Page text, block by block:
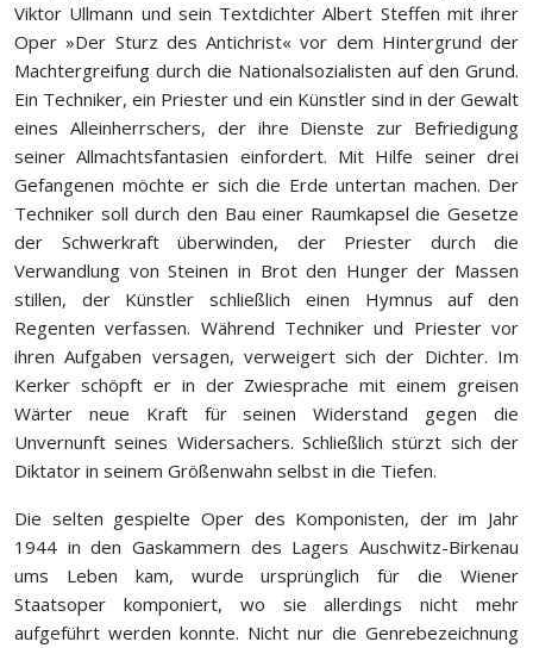
Viktor Ullmann und sein Textdichter Albert Steffen mit ihrer
Oper »Der Sturz des Antichrist« vor dem Hintergrund der
Machtergreifung durch die Nationalsozialisten auf den Grund.
Ein Techniker, ein Priester und ein Künstler sind in der Gewalt
eines Alleinherrschers, der ihre Dienste zur Befriedigung
seiner Allmachtsfantasien einfordert. Mit Hilfe seiner drei
Gefangenen möchte er sich die Erde untertan machen. Der
Techniker soll durch den Bau einer Raumkapsel die Gesetze
der Schwerkraft überwinden, der Priester durch die
Verwandlung von Steinen in Brot den Hunger der Massen
stillen, der Künstler schließlich einen Hymnus auf den
Regenten verfassen. Während Techniker und Priester vor
ihren Aufgaben versagen, verweigert sich der Dichter. Im
Kerker schöpft er in der Zwiesprache mit einem greisen
Wärter neue Kraft für seinen Widerstand gegen die
Unvernunft seines Widersachers. Schließlich stürzt sich der
Diktator in seinem Größenwahn selbst in die Tiefen.
Die selten gespielte Oper des Komponisten, der im Jahr
1944 in den Gaskammern des Lagers Auschwitz-Birkenau
ums Leben kam, wurde ursprünglich für die Wiener
Staatsoper komponiert, wo sie allerdings nicht mehr
aufgeführt werden konnte. Nicht nur die Genrebezeichnung